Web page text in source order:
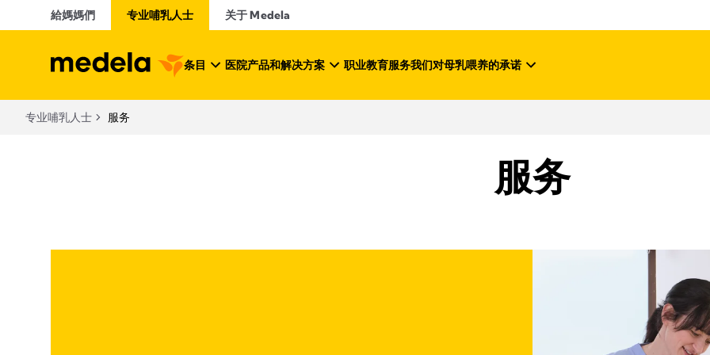
給媽媽們 专业哺乳人士 关于 Medela
条目 医院产品和解决方案 职业教育服务我们对母乳喂养的承诺
专业哺乳人士 服务
服务